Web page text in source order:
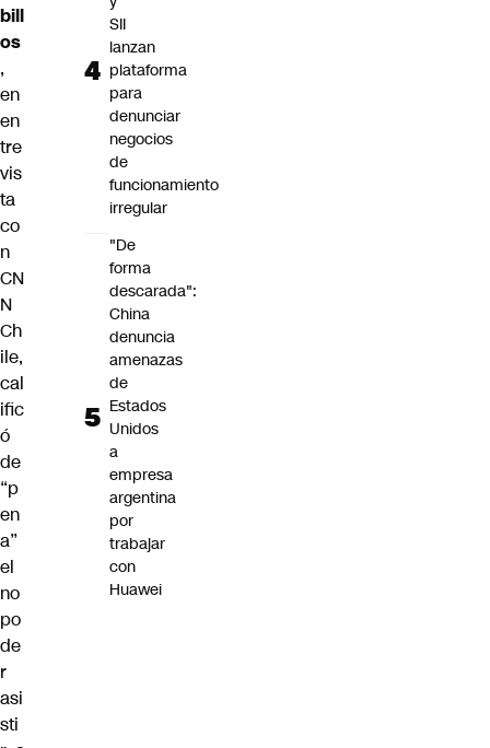
bill
os
,
en
en
tre
vis
ta
co
n
CN
N
Ch
ile,
cal
ific
ó
de
“p
en
a”
el
no
po
de
r
asi
sti
SII
lanzan
plataforma
para
denunciar
negocios
de
funcionamiento
irregular
"De
forma
descarada":
China
denuncia
amenazas
de
Estados
Unidos
a
empresa
argentina
por
trabajar
con
Huawei